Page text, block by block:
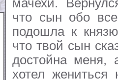
мачехи.
что сын обо
подошла к
что твой сын
достойна меня,
хотел жениться